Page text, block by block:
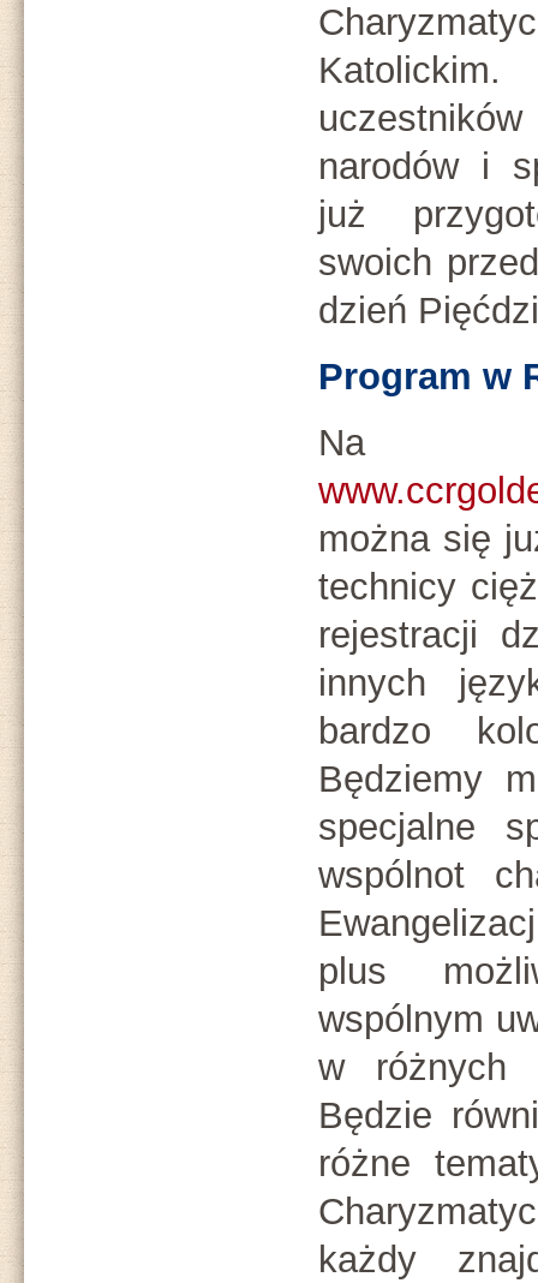
narodów i
już
swoich
dzień
Program w
Na
można się
technicy
rejestracji
innych
bardzo
Będziemy
specjalne
wspólnot
plus
wspólnym
w różnych
Będzie
różne
każdy